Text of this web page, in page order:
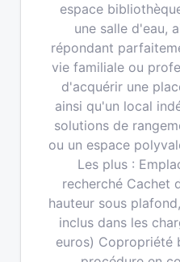
espace
une salle d'eau,
répondant
vie familiale ou
d'acquérir une
ainsi qu'un local
solutions de
ou un espace
Les plus :
recherché Cachet
hauteur sous
inclus dans les
euros) Copropriété